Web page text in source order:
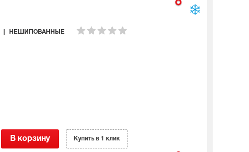
НЕШИПОВАННЫЕ
В корзину Купить в 1 клик